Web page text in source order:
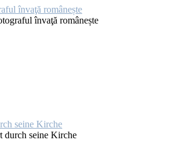
în­vaţă româ­neș­te
durch sei­ne Kir­che